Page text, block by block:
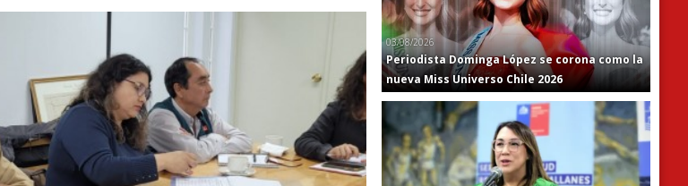
03/08/2026
Periodista Dominga López se corona como la
nueva Miss Universo Chile 2026